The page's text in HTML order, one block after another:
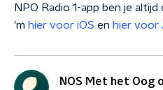
NPO Radio 1-app ben je
'm hier voor iOS en hier voor
NOS Met het Oog